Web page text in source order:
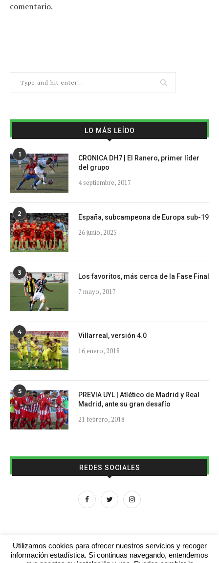
comentario.
LO MÁS LEÍDO
1
CRONICA DH7 | El Ranero, primer líder
del grupo
4 septiembre, 2017
2 España, subcampeona de Europa sub-19
26 junio, 2025
3 Los favoritos, más cerca de la Fase Final
7 mayo, 2017
4 Villarreal, versión 4.0
16 enero, 2018
5
PREVIA UYL | Atlético de Madrid y Real
Madrid, ante su gran desafío
21 febrero, 2018
REDES SOCIALES
Utilizamos cookies para ofrecer nuestros servicios y recoger
información estadística. Si continuas navegando, entendemos